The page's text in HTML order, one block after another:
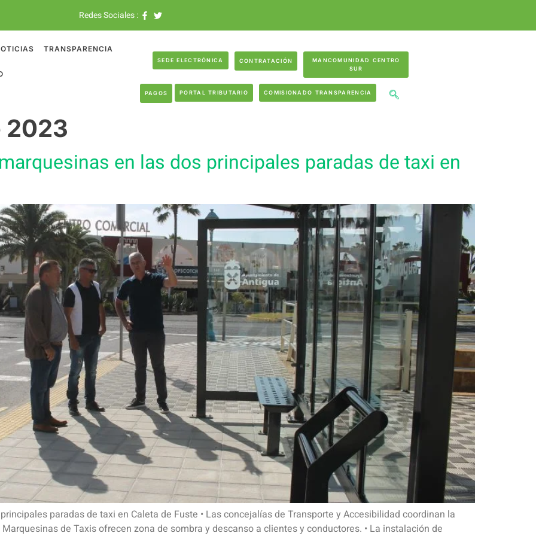
Redes Sociales :
TRANSPARENCIA
SEDE ELECTRÓNICA CONTRATACIÓN
MANCOMUNIDAD CENTRO
SUR
PAGOS PORTAL TRIBUTARIO COMISIONADO TRANSPARENCIA
2023
en las dos principales paradas de taxi en
paradas de taxi en Caleta de Fuste • Las concejalías de Transporte y Accesibilidad coordinan la
de Taxis ofrecen zona de sombra y descanso a clientes y conductores. • La instalación de